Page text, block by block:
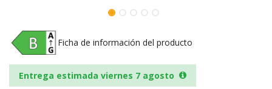
Ficha de información del producto
Entrega estimada viernes 7 agosto